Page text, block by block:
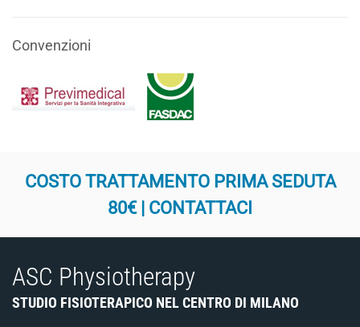
Convenzioni
COSTO TRATTAMENTO PRIMA SEDUTA
80€ | CONTATTACI
ASC Physiotherapy
STUDIO FISIOTERAPICO NEL CENTRO DI MILANO